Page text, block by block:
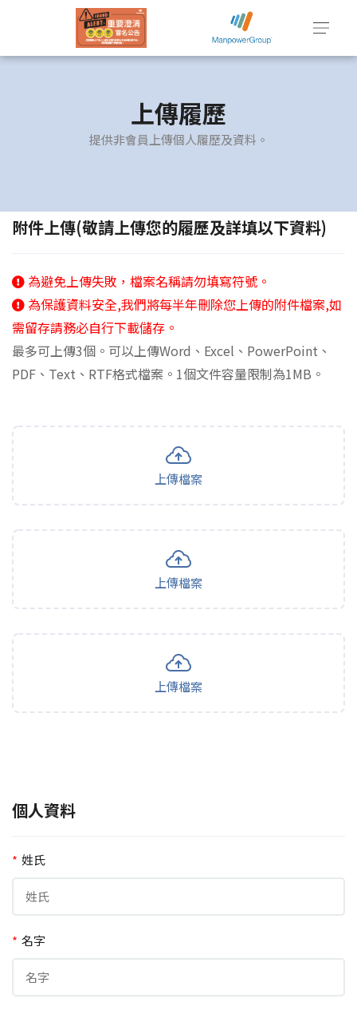
上傳履歷
提供非會員上傳個人履歷及資料。
附件上傳(敬請上傳您的履歷及詳填以下資料)
為避免上傳失敗，檔案名稱請勿填寫符號。
為保護資料安全,我們將每半年刪除您上傳的附件檔案,如
需留存請務必自行下載儲存。
最多可上傳3個。可以上傳Word、Excel、PowerPoint、
PDF、Text、RTF格式檔案。1個文件容量限制為1MB。
上傳檔案
上傳檔案
上傳檔案
個人資料
* 姓氏
* 名字